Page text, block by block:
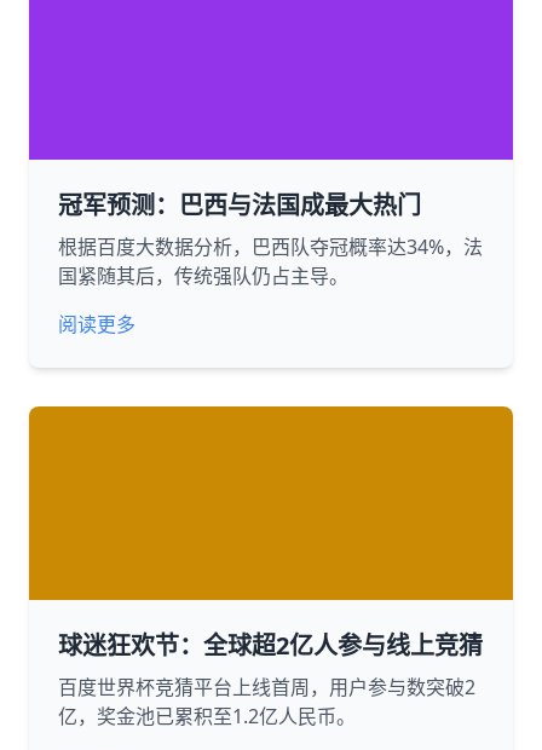
冠军预测：巴西与法国成最大热门
根据百度大数据分析，巴西队夺冠概率达34%，法
国紧随其后，传统强队仍占主导。
阅读更多
球迷狂欢节：全球超2亿人参与线上竞猜
百度世界杯竞猜平台上线首周，用户参与数突破2
亿，奖金池已累积至1.2亿人民币。